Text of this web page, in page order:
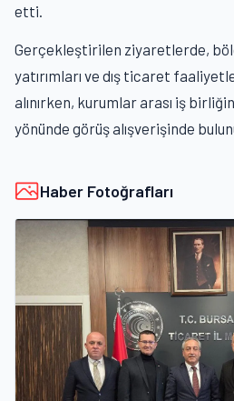
etti.
Gerçekleştirilen ziyaretlerde,
yatırımları ve dış ticaret
alınırken, kurumlar arası iş
yönünde görüş alışverişinde
Haber Fotoğrafları